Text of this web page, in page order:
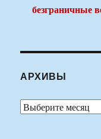
безграничные
АРХИВЫ
Архивы